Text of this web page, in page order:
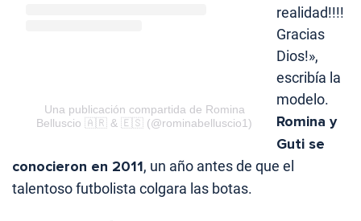
Una publicación compartida de Romina
Belluscio 🇦🇷 & 🇪🇸 (@rominabelluscio1)
realidad!!!!
Gracias
Dios!»,
escribía la
modelo.
Romina y
Guti se
conocieron en 2011, un año antes de que el
talentoso futbolista colgara las botas.